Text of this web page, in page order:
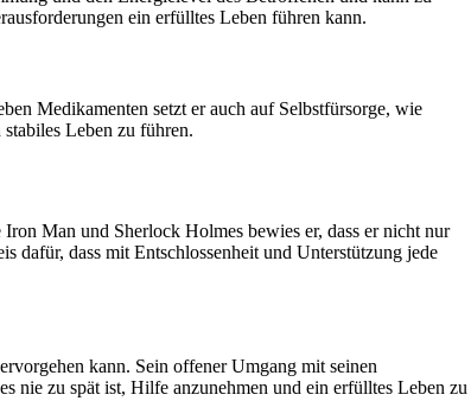
ein erfülltes Leben führen kann.
Medikamenten setzt er auch auf Selbstfürsorge, wie
Leben zu führen.
Man und Sherlock Holmes bewies er, dass er nicht nur
dafür, dass mit Entschlossenheit und Unterstützung jede
kann. Sein offener Umgang mit seinen
nie zu spät ist, Hilfe anzunehmen und ein erfülltes Leben zu